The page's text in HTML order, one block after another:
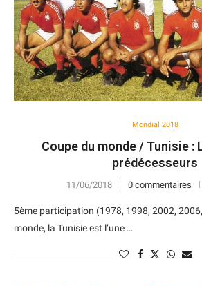
Mondial 2018
Coupe du monde / Tunisie :
prédécesseurs
11/06/2018 0 commentaires
5ème participation (1978, 1998, 2002,
monde, la Tunisie est l’une …